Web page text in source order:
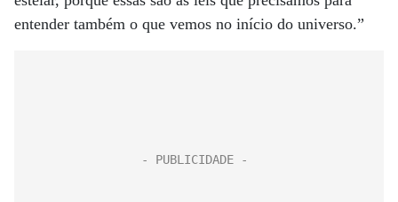
entender também o que vemos no início do universo.”